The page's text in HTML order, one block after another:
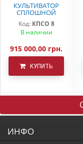
КУЛЬТИВАТОР
СПЛОШНОЙ
ОБРАБОТКИ
КПСО-8 ДЕМЕТРА
Код: КПСО 8
В наличии
915 000,00 грн.
КУПИТЬ
ИНФО